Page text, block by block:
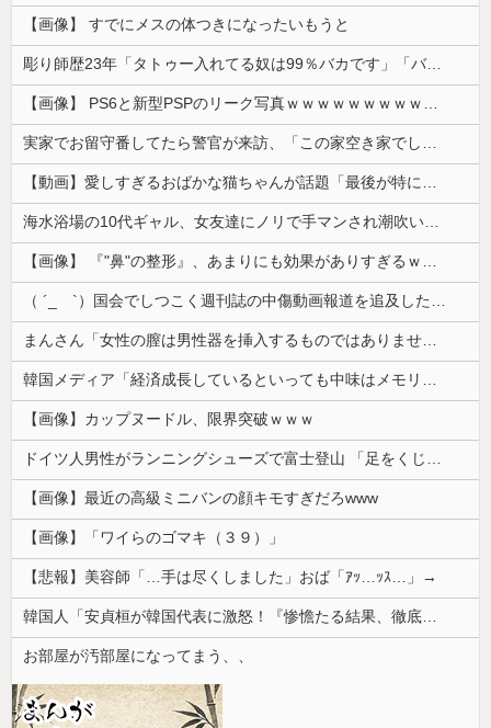
【画像】 すでにメスの体つきになったいもうと
彫り師歴23年「タトゥー入れてる奴は99％バカです」「バカは5000円が好き」無断キャンセル、挨拶できない、金がない…客層をぶっちゃけ
【画像】 PS6と新型PSPのリーク写真ｗｗｗｗｗｗｗｗｗｗｗｗｗｗｗｗｗｗｗ
実家でお留守番してたら警官が来訪、「この家空き家でしたよね？」と問いかけてくるが実際は30年ほど住んでおり……
【動画】愛しすぎるおばかな猫ちゃんが話題「最後が特にかわいいｗ」
海水浴場の10代ギャル、女友達にノリで手マンされ潮吹いてガチイキしてしまうｗｗｗ
【画像】 『"鼻"の整形』、あまりにも効果がありすぎるｗｗｗｗｗｗｗｗｗｗｗ
（ ´_ゝ`）国会でしつこく週刊誌の中傷動画報道を追及した立憲議員、自身への誹謗中傷・苦情電話被害を訴え「総理に疑問を質す、当然のことをした...
まんさん「女性の膣は男性器を挿入するものではありません」
韓国メディア「経済成長しているといっても中味はメモリ価格だけ。雇用増加見通しが半減してしまった」……韓国の内需不況は根強い状況っすね
【画像】カップヌードル、限界突破ｗｗｗ
ドイツ人男性がランニングシューズで富士登山 「足をくじいて動けない」
【画像】最近の高級ミニバンの顔キモすぎだろwww
【画像】「ワイらのゴマキ（３９）」
【悲報】美容師「…手は尽くしました」おば「ｱｯ…ｯｽ…」→
韓国人「安貞桓が韓国代表に激怒！『惨憺たる結果、徹底的な刷新が必要だ』と監督や協会を痛烈批判」
お部屋が汚部屋になってまう、、